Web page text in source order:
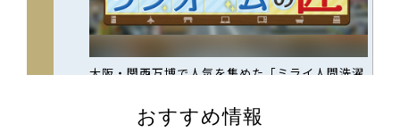
おすすめ情報